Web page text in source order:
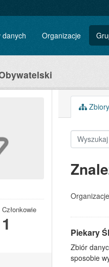
danych Organizacje
Członkowie
1 Piekary
Zbiór
sposobie